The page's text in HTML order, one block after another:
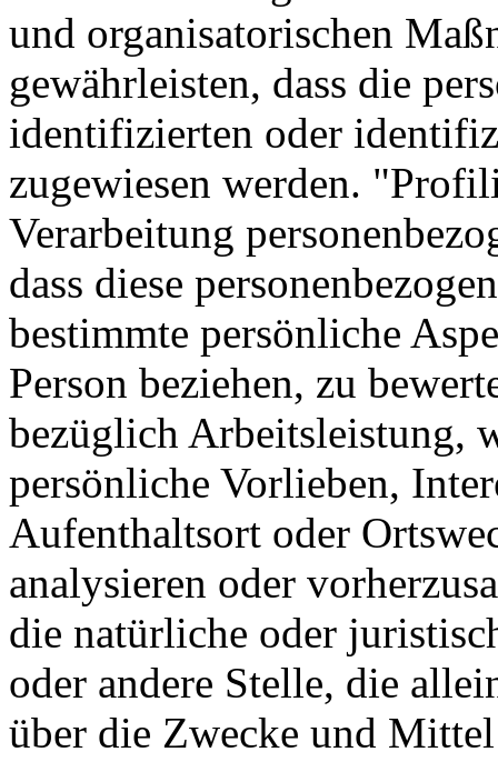
und organisatorischen
gewährleisten, dass die
identifizierten oder
zugewiesen werden.
Verarbeitung
dass diese
bestimmte persönliche
Person beziehen, zu
bezüglich Arbeitsleistung,
persönliche Vorlieben,
Aufenthaltsort oder
analysieren oder
die natürliche oder
oder andere Stelle, die
über die Zwecke und